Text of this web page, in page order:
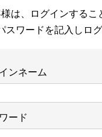
は、ログインするこ
スワードを記入しロ
ンネーム
ード